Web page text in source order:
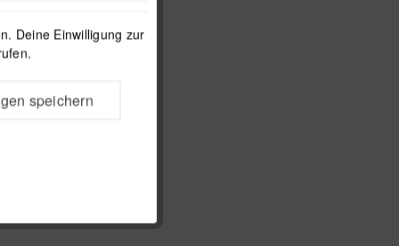
Deine Einwilligung zur
speichern